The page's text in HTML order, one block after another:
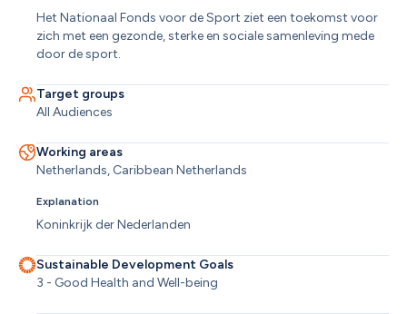
Het Nationaal Fonds voor de Sport ziet een toekomst voor
zich met een gezonde, sterke en sociale samenleving mede
door de sport.
Target groups
All Audiences
Working areas
Netherlands, Caribbean Netherlands
Explanation
Koninkrijk der Nederlanden
Sustainable Development Goals
3 - Good Health and Well-being